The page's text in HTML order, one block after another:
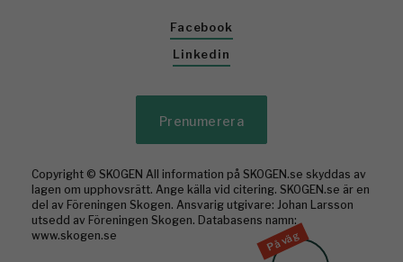
På väg
Facebook
Linkedin
Prenumerera
Copyright © SKOGEN All information på SKOGEN.se skyddas av
lagen om upphovsrätt. Ange källa vid citering. SKOGEN.se är en
del av Föreningen Skogen. Ansvarig utgivare: Johan Larsson
utsedd av Föreningen Skogen. Databasens namn:
www.skogen.se